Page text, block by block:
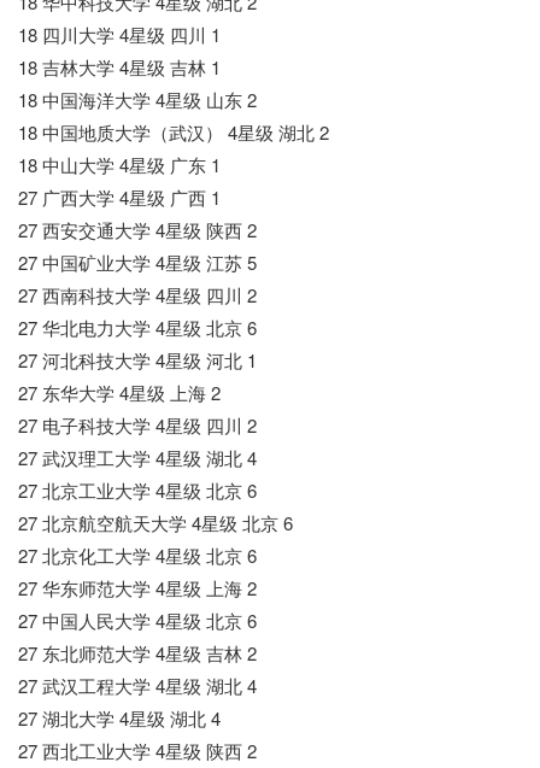
18 四川大学 4星级 四川 1
18 吉林大学 4星级 吉林 1
18 中国海洋大学 4星级 山东 2
18 中国地质大学（武汉） 4星级 湖北 2
18 中山大学 4星级 广东 1
27 广西大学 4星级 广西 1
27 西安交通大学 4星级 陕西 2
27 中国矿业大学 4星级 江苏 5
27 西南科技大学 4星级 四川 2
27 华北电力大学 4星级 北京 6
27 河北科技大学 4星级 河北 1
27 东华大学 4星级 上海 2
27 电子科技大学 4星级 四川 2
27 武汉理工大学 4星级 湖北 4
27 北京工业大学 4星级 北京 6
27 北京航空航天大学 4星级 北京 6
27 北京化工大学 4星级 北京 6
27 华东师范大学 4星级 上海 2
27 中国人民大学 4星级 北京 6
27 东北师范大学 4星级 吉林 2
27 武汉工程大学 4星级 湖北 4
27 湖北大学 4星级 湖北 4
27 西北工业大学 4星级 陕西 2